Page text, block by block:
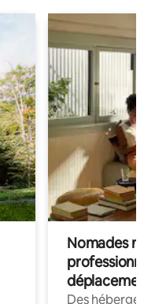
Nomades
déplacement
Des